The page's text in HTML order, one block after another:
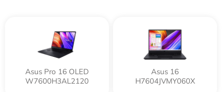
Asus Pro 16 OLED
W7600H3AL2120
Asus 16
H7604JVMY060X